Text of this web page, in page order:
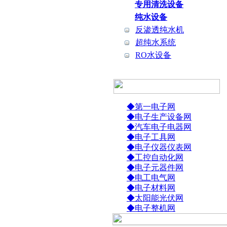
专用清洗设备
纯水设备
反渗透纯水机
超纯水系统
RO水设备
◆第一电子网
◆电子生产设备网
◆汽车电子电器网
◆电子工具网
◆电子仪器仪表网
◆工控自动化网
◆电子元器件网
◆电工电气网
◆电子材料网
◆太阳能光伏网
◆电子整机网